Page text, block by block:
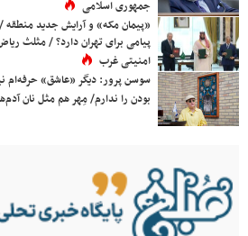
جمهوری اسلامی
«پیمان مکه» و آرایش جدید
پیامی برای تهران دارد؟ / مثلث
امنیتی غرب
سوسن پرور: دیگر «عاشق» حرفه‌ام
بودن را ندارم/ مِهر هم مثل نان